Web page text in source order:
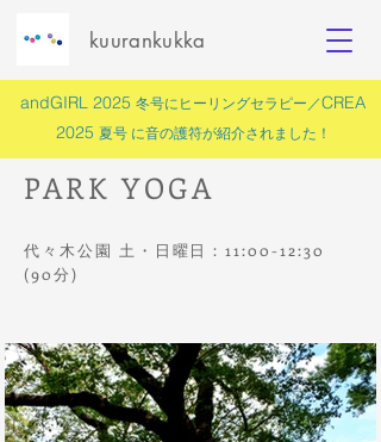
andGIRL 2025 冬号にヒーリングセラピー／CREA
2025 夏号 に音の護符が紹介されました！
kuurankukka
PARK YOGA
代々木公園 土・日曜日：11:00-12:30
(90分)